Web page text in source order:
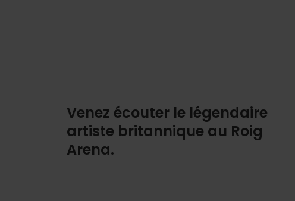
Venez écouter le légendaire
artiste britannique au Roig
Arena.